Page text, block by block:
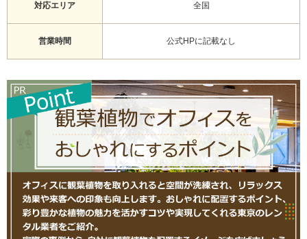
対応エリア 全国
営業時間 公式HPに記載なし